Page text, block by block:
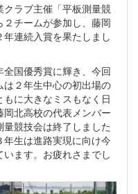
ラブ主催「平板測量競
チームが参加し、藤岡
連続入賞を果たしまし
国優秀賞に輝き、今回
２年生中心の初出場の
に大きなミスもなく日
北高校の代表メンバー
競技会は終了しました
生は進路実現に向け今
ます。お疲れさまでし